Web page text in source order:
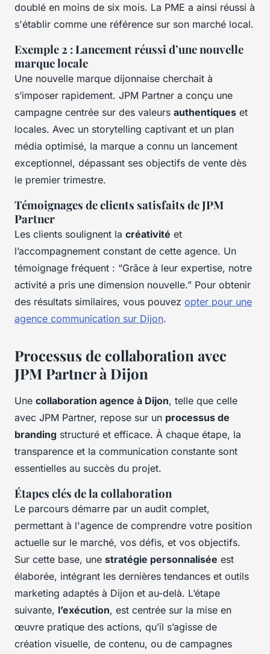
doublé en moins de six mois. La PME a ainsi réussi à
s'établir comme une référence sur son marché local.
Exemple 2 : Lancement réussi d’une nouvelle
marque locale
Une nouvelle marque dijonnaise cherchait à
s’imposer rapidement. JPM Partner a conçu une
campagne centrée sur des valeurs authentiques et
locales. Avec un storytelling captivant et un plan
média optimisé, la marque a connu un lancement
exceptionnel, dépassant ses objectifs de vente dès
le premier trimestre.
Témoignages de clients satisfaits de JPM
Partner
Les clients soulignent la créativité et
l’accompagnement constant de cette agence. Un
témoignage fréquent : “Grâce à leur expertise, notre
activité a pris une dimension nouvelle.” Pour obtenir
des résultats similaires, vous pouvez opter pour une
agence communication sur Dijon.
Processus de collaboration avec
JPM Partner à Dijon
Une collaboration agence à Dijon, telle que celle
avec JPM Partner, repose sur un processus de
branding structuré et efficace. À chaque étape, la
transparence et la communication constante sont
essentielles au succès du projet.
Étapes clés de la collaboration
Le parcours démarre par un audit complet,
permettant à l'agence de comprendre votre position
actuelle sur le marché, vos défis, et vos objectifs.
Sur cette base, une stratégie personnalisée est
élaborée, intégrant les dernières tendances et outils
marketing adaptés à Dijon et au-delà. L’étape
suivante, l’exécution, est centrée sur la mise en
œuvre pratique des actions, qu’il s’agisse de
création visuelle, de contenu, ou de campagnes